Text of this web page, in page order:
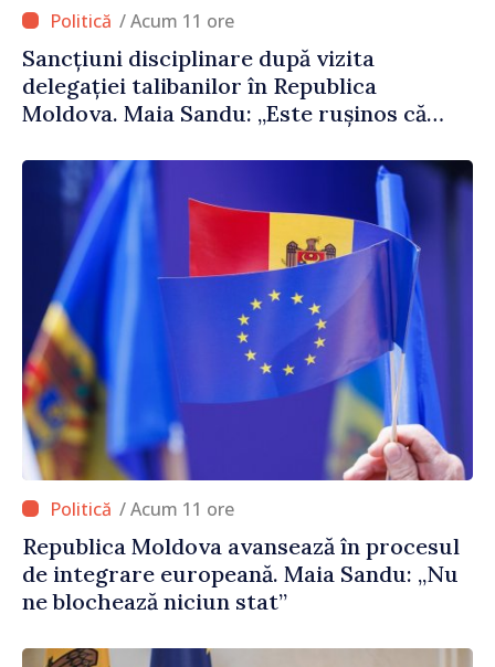
/ Acum 11 ore
Sancțiuni disciplinare după vizita
delegației talibanilor în Republica
Moldova. Maia Sandu: „Este rușinos că
politica statului”
/ Acum 11 ore
Republica Moldova avansează în procesul
de integrare europeană. Maia Sandu: „Nu
ne blochează niciun stat”